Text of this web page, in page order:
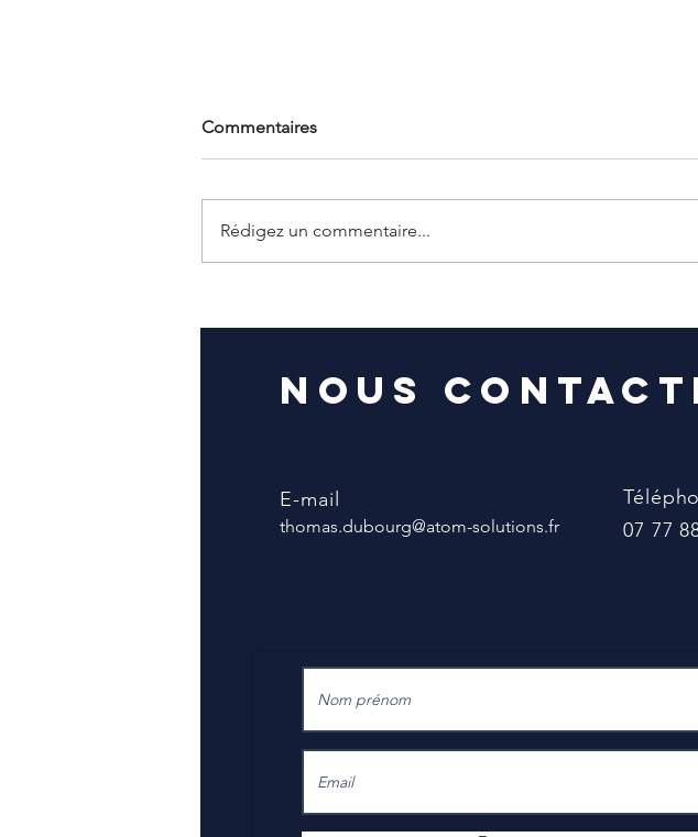
Commentaires
Rédigez un commentaire...
Nous
E-mail
thomas.dubourg@atom-solutions.fr
07 77